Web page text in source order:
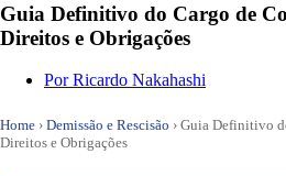
Guia Definitivo do Cargo de
Direitos e Obrigações
PorRicardo Nakahashi
Home › Demissão e Rescisão › Guia Definitivo
Direitos e Obrigações